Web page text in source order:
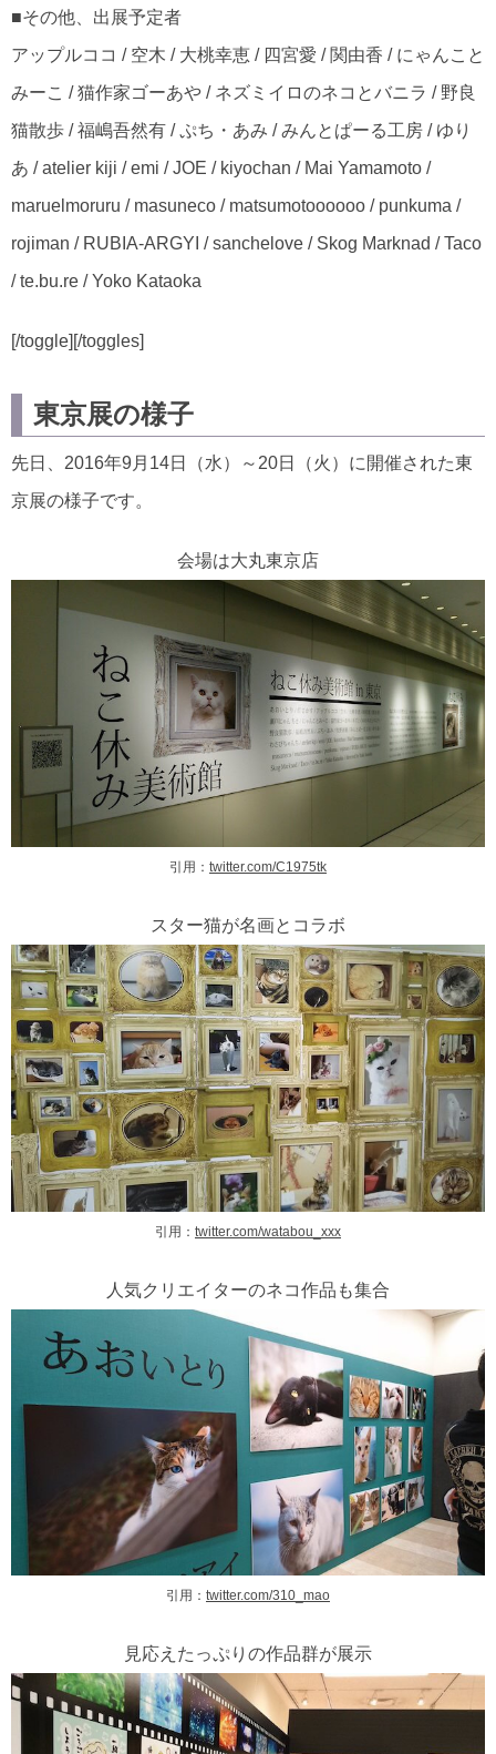
■その他、出展予定者
アップルココ / 空木 / 大桃幸恵 / 四宮愛 / 関由香 / にゃんこと
みーこ / 猫作家ゴーあや / ネズミイロのネコとバニラ / 野良
猫散歩 / 福嶋吾然有 / ぷち・あみ / みんとぱーる工房 / ゆり
あ / atelier kiji / emi / JOE / kiyochan / Mai Yamamoto /
maruelmoruru / masuneco / matsumotoooooo / punkuma /
rojiman / RUBIA-ARGYI / sanchelove / Skog Marknad / Taco
/ te.bu.re / Yoko Kataoka
[/toggle][/toggles]
東京展の様子
先日、2016年9月14日（水）～20日（火）に開催された東
京展の様子です。
会場は大丸東京店
引用： twitter.com/C1975tk
スター猫が名画とコラボ
引用： twitter.com/watabou_xxx
人気クリエイターのネコ作品も集合
引用： twitter.com/310_mao
見応えたっぷりの作品群が展示